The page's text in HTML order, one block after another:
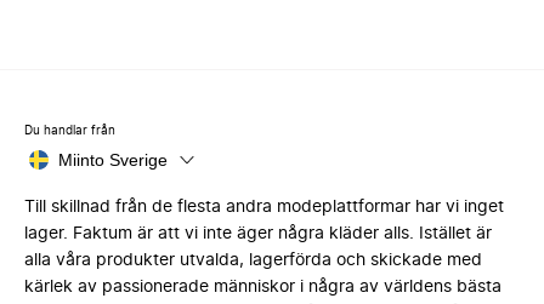
Du handlar från
Miinto Sverige
Till skillnad från de flesta andra modeplattformar har vi inget
lager. Faktum är att vi inte äger några kläder alls. Istället är
alla våra produkter utvalda, lagerförda och skickade med
kärlek av passionerade människor i några av världens bästa